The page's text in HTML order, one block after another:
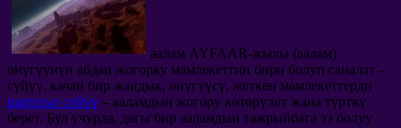
аалам AYFAAR-жылы (аалам)
өнүгүүнүн абдан жогорку мамлекеттин бири болуп саналат –
сүйүү. качан бир жандык, өнүгүүсү, жеткен мамлекеттерди
шартсыз сүйүү – ааламдын жогору көтөрүлөт жана түрткү
берет. Бул учурда, дагы бир ааламдын тажрыйбага ээ болуу